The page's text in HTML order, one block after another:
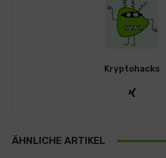
Kryptohacks
ÄHNLICHE ARTIKEL